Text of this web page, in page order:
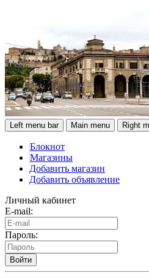
Left menu bar Main menu Right
Блокнот
Магазины
Добавить магазин
Добавить объявление
Личный кабинет
E-mail:
Пароль:
Войти